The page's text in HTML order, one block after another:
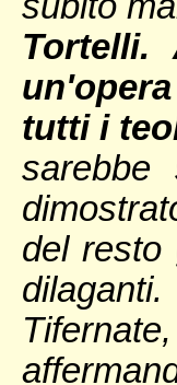
Tortelli.
tutti i
del resto